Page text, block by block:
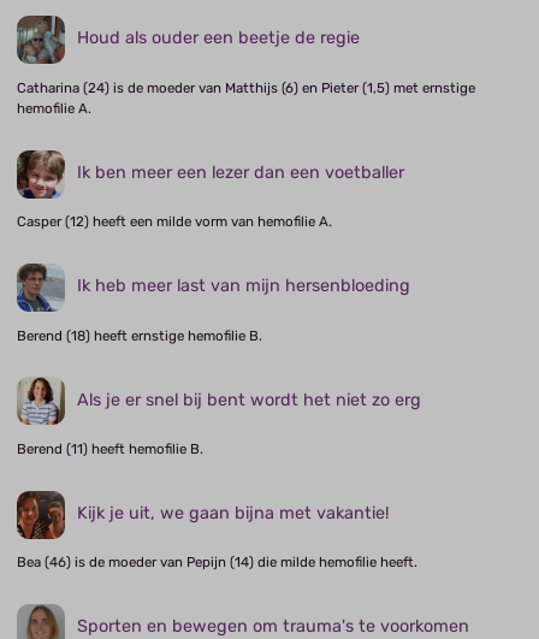
Houd als ouder een beetje de regie
Catharina (24) is de moeder van Matthijs (6) en Pieter (1,5) met ernstige
hemofilie A.
Ik ben meer een lezer dan een voetballer
Casper (12) heeft een milde vorm van hemofilie A.
Ik heb meer last van mijn hersenbloeding
Berend (18) heeft ernstige hemofilie B.
Als je er snel bij bent wordt het niet zo erg
Berend (11) heeft hemofilie B.
Kijk je uit, we gaan bijna met vakantie!
Bea (46) is de moeder van Pepijn (14) die milde hemofilie heeft.
Sporten en bewegen om trauma's te voorkomen